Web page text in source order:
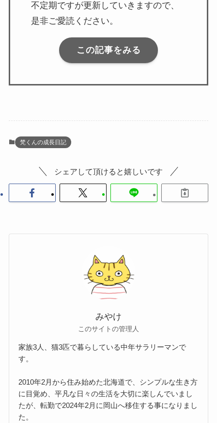
不定期ですが更新していきますので、
是非ご愛読ください。
この記事をみる
梵くんの成長日記
シェアして頂けると嬉しいです
みやけ
このサイトの管理人
家族3人、猫3匹で暮らしている中年サラリーマンで
す。
2010年2月から住み始めた北海道で、シンプルな生き方
に目覚め、平凡な日々の生活を大切に楽しんでいまし
たが、転勤で2024年2月に岡山へ移住する事になりまし
た。